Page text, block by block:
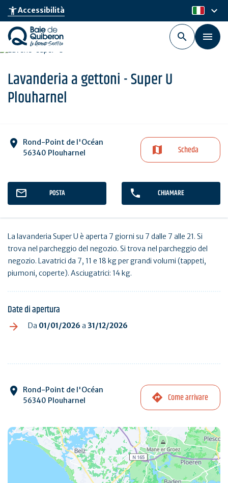
Skip
main
content
accessibility_newAccessibilità it
keyboard_arrow_down
Lavanderia a gettoni - Super U
Plouharnel
Rond-Point de l'Océan
56340 Plouharnel
Scheda
POSTA CHIAMARE
La lavanderia Super U è aperta 7 giorni su 7 dalle 7 alle 21. Si
trova nel parcheggio del negozio. Si trova nel parcheggio del
negozio. Lavatrici da 7, 11 e 18 kg per grandi volumi (tappeti,
piumoni, coperte). Asciugatrici: 14 kg.
Date di apertura
Da 01/01/2026 a 31/12/2026
Rond-Point de l'Océan
56340 Plouharnel
Come arrivare